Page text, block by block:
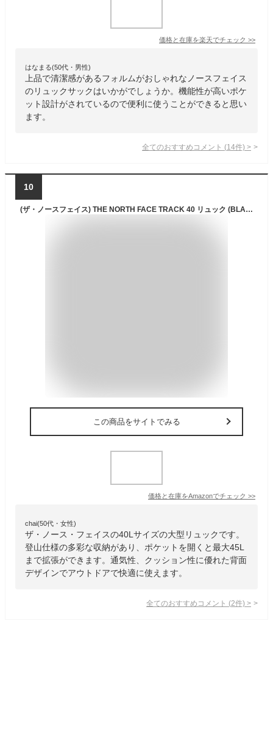
価格と在庫を楽天でチェック >>
はなまる(50代・男性)
上品で清潔感があるフォルムがおしゃれなノースフェイス
のリュックサックはいかがでしょうか。機能性が高いポケ
ット設計がされているので便利に使うことができると思い
ます。
全てのおすすめコメント (14件) >
10
(ザ・ノースフェイス) THE NORTH FACE TRACK 40 リュック (BLACK(NM2SN60A)) [並行輸入品]
この商品をサイトでみる
価格と在庫をAmazonでチェック >>
chai(50代・女性)
ザ・ノース・フェイスの40Lサイズの大型リュックです。
登山仕様の多彩な収納があり、ポケットを開くと最大45L
まで拡張ができます。通気性、クッション性に優れた背面
デザインでアウトドアで快適に使えます。
全てのおすすめコメント (2件) >